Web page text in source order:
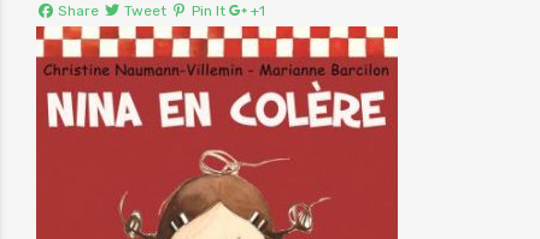
Share Tweet Pin It +1